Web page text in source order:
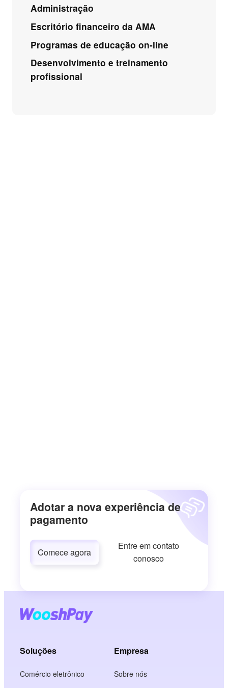
Administração
Escritório financeiro da AMA
Programas de educação on-line
Desenvolvimento e treinamento
profissional
Adotar a nova experiência de
pagamento
Comece agora
Entre em contato
conosco
Soluções
Comércio eletrônico
Empresa
Sobre nós